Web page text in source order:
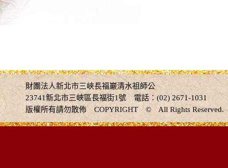
財團法人新北市三峽長福巖清水祖師公
23741新北市三峽區長福街1號 電話：(02) 2671-1031
版權所有請勿散佈 COPYRIGHT © All Rights